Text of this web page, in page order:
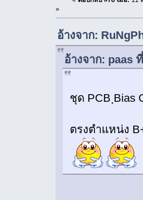
»
อ้างจาก:
อ้างจาก: paas
ชุด PCB ฺBias
ตรงตำแหน่ง